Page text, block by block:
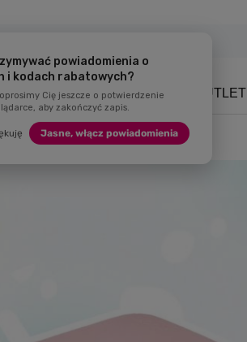
ZABAWKI MARKI OUTLET
powiadomienia o
i kodach rabatowych?
Cię jeszcze o potwierdzenie
aby zakończyć zapis.
Jasne, włącz powiadomienia